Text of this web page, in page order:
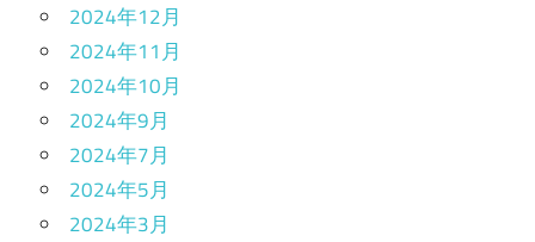
2024年12月
2024年11月
2024年10月
2024年9月
2024年7月
2024年5月
2024年3月